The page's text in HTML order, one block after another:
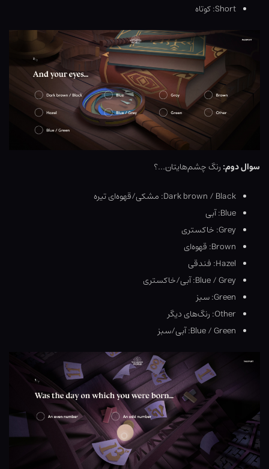
Short: کوتاه
سوال دوم: رنگ چشم‌هایتان…؟
Dark brown / Black: مشکی/قهوه‌ای تیره
Blue: آبی
Grey: خاکستری
Brown: قهوه‌ای
Hazel: فندقی
Blue / Grey: آبی/خاکستری
Green: سبز
Other: رنگ‌های دیگر
Blue / Green: آبی/سبز